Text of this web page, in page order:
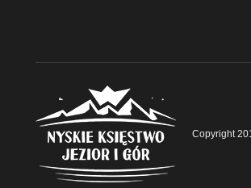
Copyright